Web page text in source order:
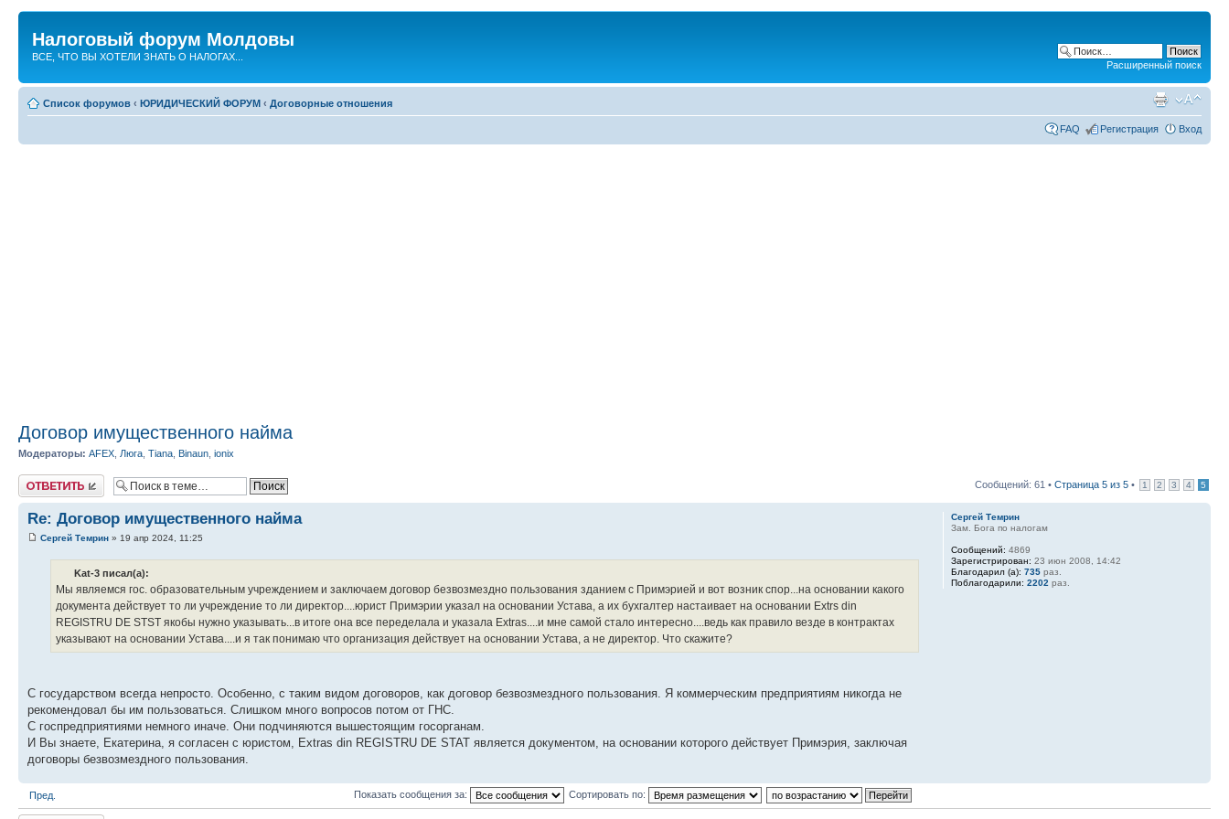
Налоговый форум Молдовы
ВСЕ, ЧТО ВЫ ХОТЕЛИ ЗНАТЬ О НАЛОГАХ...
Расширенный поиск
Список форумов ‹ ЮРИДИЧЕСКИЙ ФОРУМ ‹ Договорные отношения
FAQ Регистрация Вход
Договор имущественного найма
Модераторы: AFEX Люга Tiana Binaun ionix
Ответить Сообщений: 61 • Страница 5 из 5 • 1 2 3 4 5
Re: Договор имущественного найма
Сергей Темрин » 19 апр 2024, 11:25
Kat-3 писал(а):
Мы являемся гос. образовательным учреждением и заключаем договор безвозмездно пользования зданием с Примэрией и вот возник спор...на основании какого
документа действует то ли учреждение то ли директор....юрист Примэрии указал на основании Устава, а их бухгалтер настаивает на основании Extrs din
REGISTRU DE STST якобы нужно указывать...в итоге она все переделала и указала Extras....и мне самой стало интересно....ведь как правило везде в контрактах
указывают на основании Устава....и я так понимаю что организация действует на основании Устава, а не директор. Что скажите?
С государством всегда непросто. Особенно, с таким видом договоров, как договор безвозмездного пользования. Я коммерческим предприятиям никогда не
рекомендовал бы им пользоваться. Слишком много вопросов потом от ГНС.
С госпредприятиями немного иначе. Они подчиняются вышестоящим госорганам.
И Вы знаете, Екатерина, я согласен с юристом, Extras din REGISTRU DE STAT является документом, на основании которого действует Примэрия, заключая
договоры безвозмездного пользования.
Сергей Темрин
Зам. Бога по налогам
Сообщений: 4869
Зарегистрирован: 23 июн 2008, 14:42
Благодарил (а): 735раз.
Поблагодарили: 2202 раз.
Пред. Показать сообщения за: Сортировать по: